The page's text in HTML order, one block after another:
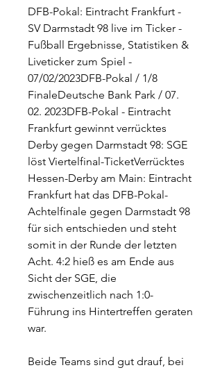
DFB-Pokal: Eintracht Frankfurt -
SV Darmstadt 98 live im Ticker -
Fußball Ergebnisse, Statistiken &
Liveticker zum Spiel -
07/02/2023DFB-Pokal / 1/8
FinaleDeutsche Bank Park / 07.
02. 2023DFB-Pokal - Eintracht
Frankfurt gewinnt verrücktes
Derby gegen Darmstadt 98: SGE
löst Viertelfinal-TicketVerrücktes
Hessen-Derby am Main: Eintracht
Frankfurt hat das DFB-Pokal-
Achtelfinale gegen Darmstadt 98
für sich entschieden und steht
somit in der Runde der letzten
Acht. 4:2 hieß es am Ende aus
Sicht der SGE, die
zwischenzeitlich nach 1:0-
Führung ins Hintertreffen geraten
war.
Beide Teams sind gut drauf, bei